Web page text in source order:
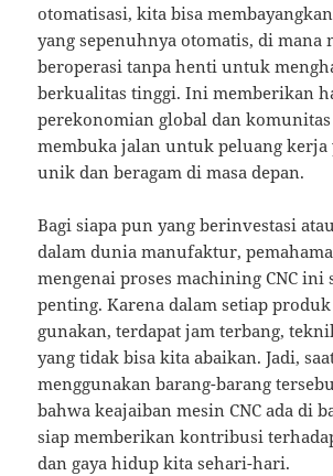
otomatisasi, kita bisa
yang sepenuhnya otomatis, di mana
beroperasi tanpa henti untuk
berkualitas tinggi. Ini memberikan
perekonomian global dan
membuka jalan untuk peluang kerja
unik dan beragam di masa depan.
Bagi siapa pun yang berinvestasi
dalam dunia manufaktur,
mengenai proses machining CNC ini
penting. Karena dalam setiap
gunakan, terdapat jam terbang,
yang tidak bisa kita abaikan. Jadi,
menggunakan barang-barang
bahwa keajaiban mesin CNC ada di
siap memberikan kontribusi
dan gaya hidup kita sehari-hari.